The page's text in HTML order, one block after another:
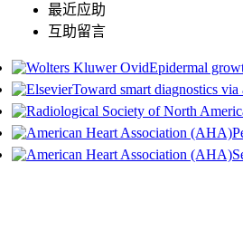
最近应助
互助留言
Epidermal
Toward smart diagnostics